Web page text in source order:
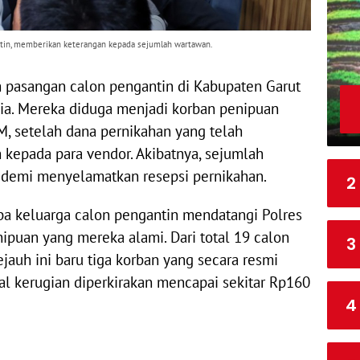
memberikan keterangan kepada sejumlah wartawan.
pasangan calon pengantin di Kabupaten Garut
Mereka diduga menjadi korban penipuan
setelah dana pernikahan yang telah
para vendor. Akibatnya, sejumlah
menyelamatkan resepsi pernikahan.
keluarga calon pengantin mendatangi Polres
yang mereka alami. Dari total 19 calon
ini baru tiga korban yang secara resmi
kerugian diperkirakan mencapai sekitar Rp160
1
7
1
8
2
3
4